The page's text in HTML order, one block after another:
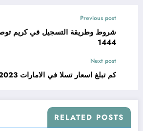
Previous post
شروط وطريقة التسجيل في كريم
1444
Next post
كم تبلغ اسعار تسلا في الامارات 2023
RELATED POSTS